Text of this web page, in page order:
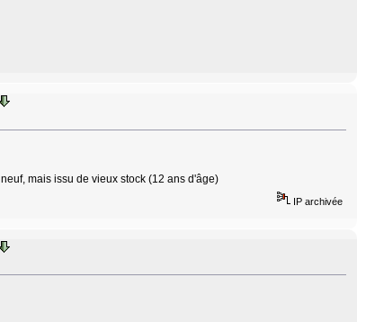
mais issu de vieux stock (12 ans d'âge)
IP archivée